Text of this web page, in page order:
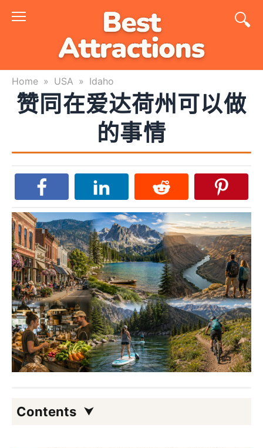
Skip
Home » USA » Idaho
赞同在爱达荷州可以做
的事情
Contents